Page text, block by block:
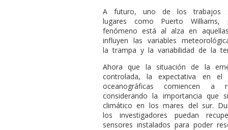
A futuro, uno de los trabajos
lugares como Puerto
fenómeno está al alza en
influyen las variables
la trampa y la variabilidad de la
Ahora que la situación de la
controlada, la expectativa en el
oceanográficas comiencen a
considerando la importancia que
climático en los mares del sur.
los investigadores puedan
sensores instalados para poder